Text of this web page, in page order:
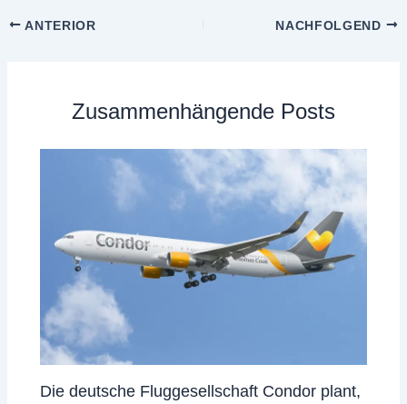
ANTERIOR NACHFOLGEND
Zusammenhängende Posts
Die deutsche Fluggesellschaft Condor plant,